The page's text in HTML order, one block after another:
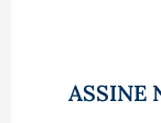
ASSINE